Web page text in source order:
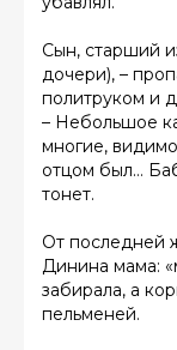
Сын, старший
дочери), –
политруком и
– Небольшое
многие,
отцом был…
тонет.
От последней
Динина мама:
забирала, а
пельменей.